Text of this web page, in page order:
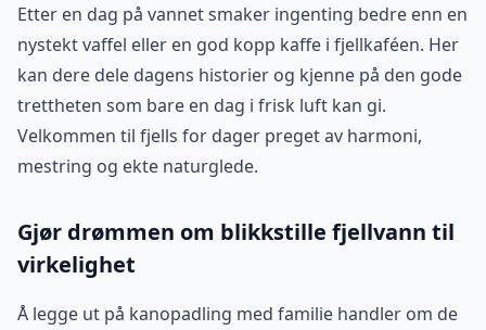
Etter en dag på vannet smaker ingenting bedre enn en
nystekt vaffel eller en god kopp kaffe i fjellkaféen. Her
kan dere dele dagens historier og kjenne på den gode
trettheten som bare en dag i frisk luft kan gi.
Velkommen til fjells for dager preget av harmoni,
mestring og ekte naturglede.
Gjør drømmen om blikkstille fjellvann til
virkelighet
Å legge ut på kanopadling med familie handler om de